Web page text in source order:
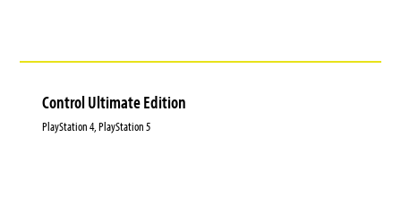
Control Ultimate Edition
PlayStation 4, PlayStation 5